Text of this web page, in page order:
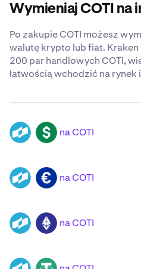
Wymieniaj COTI na
Po zakupie COTI możesz
walutę krypto lub fiat.
200 par handlowych COTI,
łatwością wchodzić na rynek
COTI USD na COTI
COTI EUR na COTI
COTI ETH na COTI